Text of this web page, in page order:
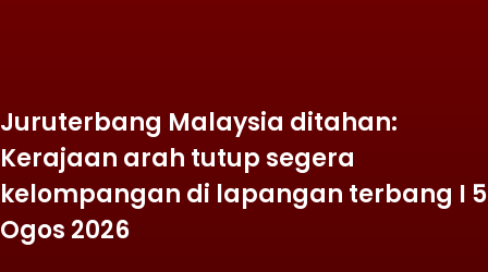
Juruterbang Malaysia ditahan:
Kerajaan arah tutup segera
kelompangan di lapangan terbang I 5
Ogos 2026